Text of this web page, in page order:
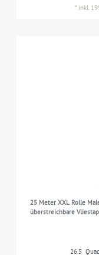
* inkl.
25 Meter XXL Rolle
überstreichbare
26.5